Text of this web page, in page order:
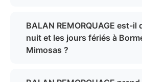
BALAN REMORQUAGE est-il
nuit et les jours fériés à
Mimosas ?